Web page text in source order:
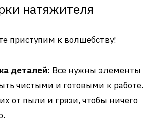
натяжителя
приступим к волшебству!
деталей: Все нужны элементы
чистыми и готовыми к работе.
от пыли и грязи, чтобы ничего